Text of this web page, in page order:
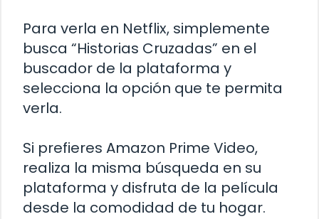
Para verla en Netflix, simplemente
busca “Historias Cruzadas” en el
buscador de la plataforma y
selecciona la opción que te permita
verla.
Si prefieres Amazon Prime Video,
realiza la misma búsqueda en su
plataforma y disfruta de la película
desde la comodidad de tu hogar.